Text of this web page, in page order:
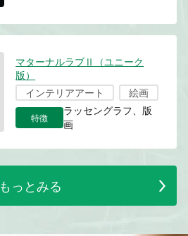
マターナルラブⅡ（ユニーク
版）
インテリアアート
絵画
特徴
ラッセングラフ、版
画
もっとみる